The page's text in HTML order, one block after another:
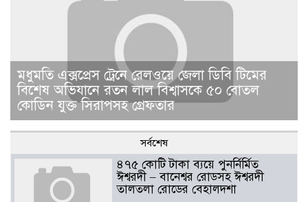
মধুমতি এক্সপ্রেস ট্রেনে রেলওয়ে জেলা ডিবি টিমের
বিশেষ অভিযানে রতন লাল বিশ্বাসকে ৫০ বোতল
কোডিন যুক্ত সিরাপসহ গ্রেফতার
সর্বশেষ
৪৭৫ কোটি টাকা ব্যয়ে পুনর্নির্মিত
ঈশ্বরদী – বানেশ্বর রোডসহ ঈশ্বরদী
তালতলা রোডের বেহালদশা